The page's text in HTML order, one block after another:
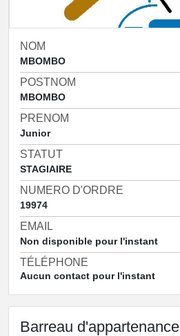
NOM
MBOMBO
POSTNOM
MBOMBO
PRENOM
Junior
STATUT
STAGIAIRE
NUMERO D'ORDRE
19974
EMAIL
Non disponible pour l'instant
TÉLÉPHONE
Aucun contact pour l'instant
Barreau d'appartenance